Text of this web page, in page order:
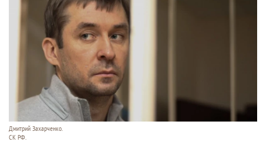
Дмитрий Захарченко.
СК РФ.